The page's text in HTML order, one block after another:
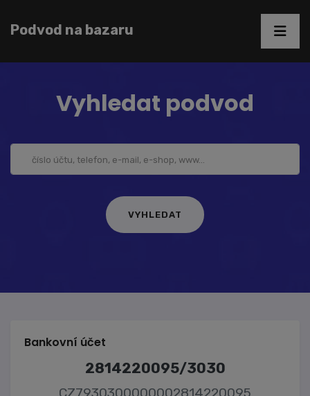
Podvod na bazaru
Vyhledat podvod
Bankovní účet
2814220095/3030